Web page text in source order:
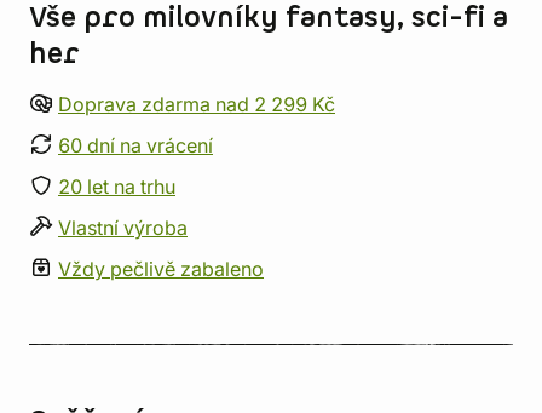
Vše pro milovníky fantasy, sci-fi a
her
Doprava zdarma nad 2 299 Kč
60 dní na vrácení
20 let na trhu
Vlastní výroba
Vždy pečlivě zabaleno